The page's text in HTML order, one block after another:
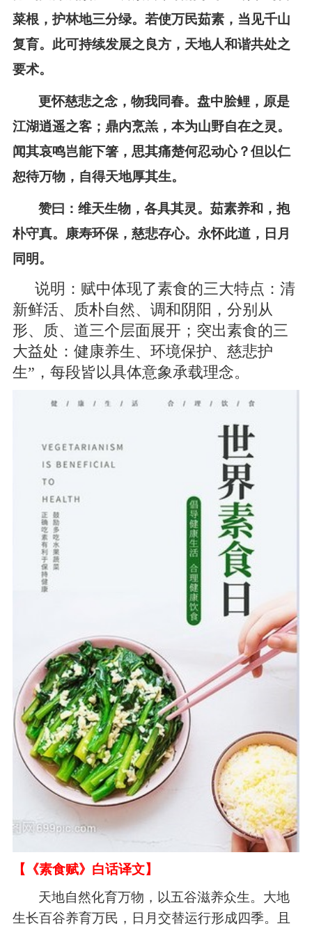
菜根，护林地三分绿。若使万民茹素，当见千山
复育。此可持续发展之良方，天地人和谐共处之
要术。
更怀慈悲之念，物我同春。盘中脍鲤，原是
江湖逍遥之客；鼎内烹羔，本为山野自在之灵。
闻其哀鸣岂能下箸，思其痛楚何忍动心？但以仁
恕待万物，自得天地厚其生。
赞曰：维天生物，各具其灵。茹素养和，抱
朴守真。康寿环保，慈悲存心。永怀此道，日月
同明。
说明：赋中体现了素食的三大特点：清
新鲜活、质朴自然、调和阴阳，分别从
形、质、道三个层面展开；突出素食的三
大益处：健康养生、环境保护、慈悲护
生”，每段皆以具体意象承载理念。
【《素食赋》白话译文】
天地自然化育万物，以五谷滋养众生。大地
生长百谷养育万民，日月交替运行形成四季。且